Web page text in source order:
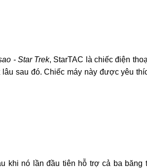
- Star Trek, StarTAC là chiếc điện
sau đó. Chiếc máy này được yêu
khi nó lần đầu tiên hỗ trợ cả ba băng